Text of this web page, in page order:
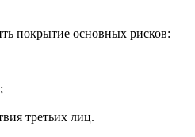
покрытие основных рисков:
третьих лиц.